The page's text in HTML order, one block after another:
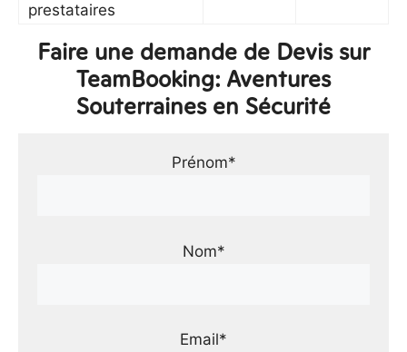
prestataires
Faire une demande de Devis sur
TeamBooking: Aventures
Souterraines en Sécurité
Prénom*
Nom*
Email*